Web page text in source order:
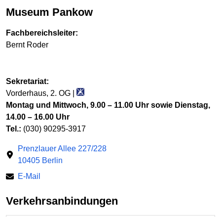
Museum Pankow
Fachbereichsleiter:
Bernt Roder
Sekretariat:
Vorderhaus, 2. OG |
Montag und Mittwoch, 9.00 – 11.00 Uhr sowie Dienstag,
14.00 – 16.00 Uhr
Tel.: (030) 90295-3917
Prenzlauer Allee 227/228
10405 Berlin
E-Mail
Verkehrsanbindungen